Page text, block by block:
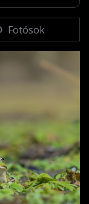
Fotósok